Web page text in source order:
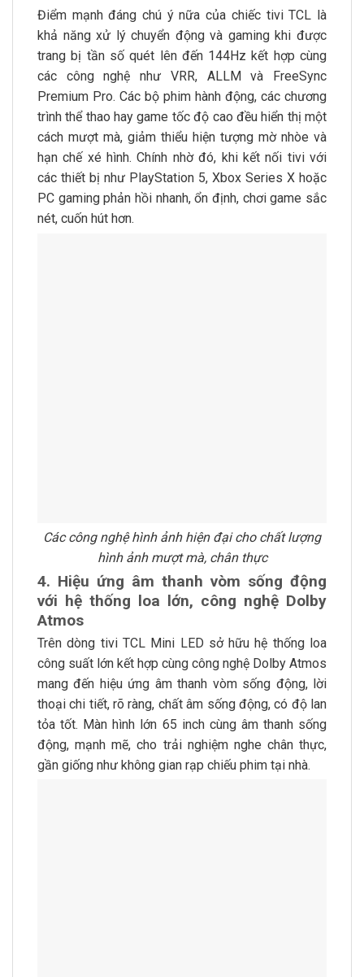
Điểm mạnh đáng chú ý nữa của chiếc tivi TCL là
khả năng xử lý chuyển động và gaming khi được
trang bị tần số quét lên đến 144Hz kết hợp cùng
các công nghệ như VRR, ALLM và FreeSync
Premium Pro. Các bộ phim hành động, các chương
trình thể thao hay game tốc độ cao đều hiển thị một
cách mượt mà, giảm thiểu hiện tượng mờ nhòe và
hạn chế xé hình. Chính nhờ đó, khi kết nối tivi với
các thiết bị như PlayStation 5, Xbox Series X hoặc
PC gaming phản hồi nhanh, ổn định, chơi game sắc
nét, cuốn hút hơn.
Các công nghệ hình ảnh hiện đại cho chất lượng
hình ảnh mượt mà, chân thực
4. Hiệu ứng âm thanh vòm sống động
với hệ thống loa lớn, công nghệ Dolby
Atmos
Trên dòng tivi TCL Mini LED sở hữu hệ thống loa
công suất lớn kết hợp cùng công nghệ Dolby Atmos
mang đến hiệu ứng âm thanh vòm sống động, lời
thoại chi tiết, rõ ràng, chất âm sống động, có độ lan
tỏa tốt. Màn hình lớn 65 inch cùng âm thanh sống
động, mạnh mẽ, cho trải nghiệm nghe chân thực,
gần giống như không gian rạp chiếu phim tại nhà.